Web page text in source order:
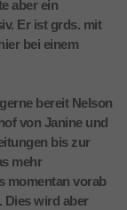
aber ein
Er ist grds. mit
bei einem
bereit Nelson
von Janine und
bis zur
mehr
momentan vorab
Dies wird aber